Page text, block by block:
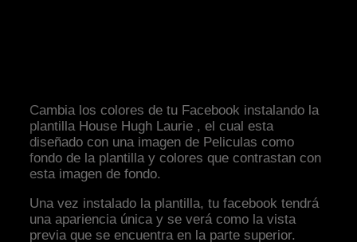
Cambia los colores de tu Facebook instalando la
plantilla House Hugh Laurie , el cual esta
diseñado con una imagen de Peliculas como
fondo de la plantilla y colores que contrastan con
esta imagen de fondo.
Una vez instalado la plantilla, tu facebook tendrá
una apariencia única y se verá como la vista
previa que se encuentra en la parte superior.